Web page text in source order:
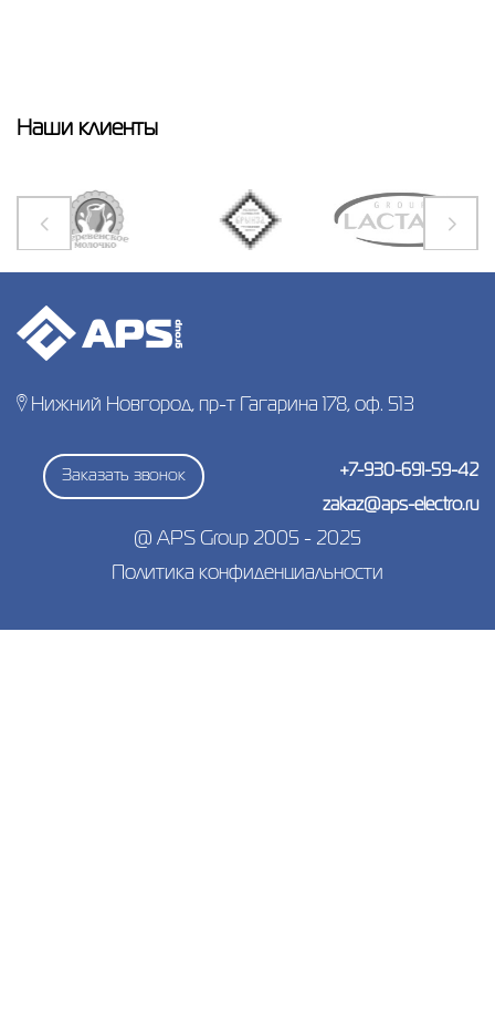
Наши клиенты
Нижний Новгород, пр-т Гагарина 178, оф. 513
Заказать звонок +7-930-691-59-42
zakaz@aps-electro.ru
@ APS Group 2005 - 2025
Политика конфиденциальности